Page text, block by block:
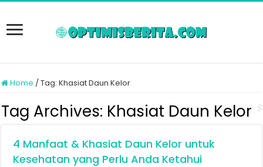
Home /Tag:Khasiat Daun Kelor
Tag Archives: Khasiat Daun Kelor
4 Manfaat & Khasiat Daun Kelor untuk
Kesehatan yang Perlu Anda Ketahui